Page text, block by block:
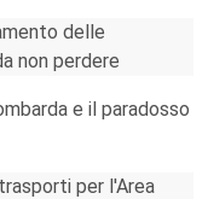
delle
non perdere
e il paradosso
per l'Area